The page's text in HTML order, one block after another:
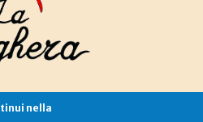
|cookies
nella